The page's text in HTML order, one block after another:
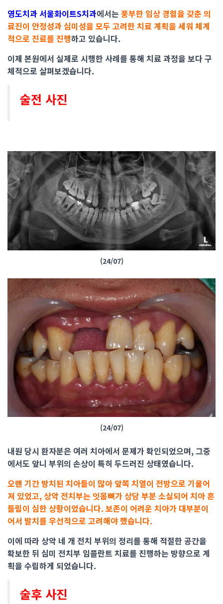
영도치과 서울화이트S치과에서는 풍부한 임상 경험을 갖춘 의
료진이 안정성과 심미성을 모두 고려한 치료 계획을 세워 체계
적으로 진료를 진행하고 있습니다.
이제 본원에서 실제로 시행한 사례를 통해 치료 과정을 보다 구
체적으로 살펴보겠습니다.
술전 사진
(24/07)
(24/07)
내원 당시 환자분은 여러 치아에서 문제가 확인되었으며, 그중
에서도 앞니 부위의 손상이 특히 두드러진 상태였습니다.
오랜 기간 방치된 치아들이 많아 앞쪽 치열이 전방으로 기울어
져 있었고, 상악 전치부는 잇몸뼈가 상당 부분 소실되어 치아 흔
들림이 심한 상황이었습니다. 보존이 어려운 치아가 대부분이
어서 발치를 우선적으로 고려해야 했습니다.
이에 따라 상악 네 개 전치 부위의 정리를 통해 적절한 공간을
확보한 뒤 심미 전치부 임플란트 치료를 진행하는 방향으로 계
획을 수립하게 되었습니다.
술후 사진